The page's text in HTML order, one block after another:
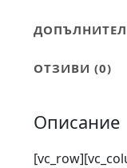
ОТЗИВИ (0)
Описание